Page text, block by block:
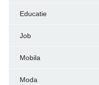
Educatie
Job
Mobila
Moda